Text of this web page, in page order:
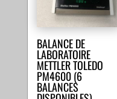
BALANCE DE
LABORATOIRE
METTLER TOLEDO
PM4600 (6
BALANCES